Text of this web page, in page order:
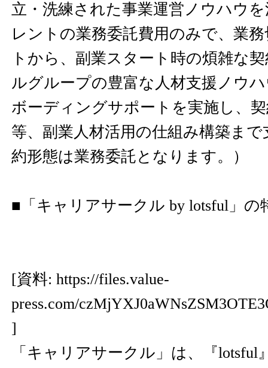
立・洗練された事業運営ノウハウ
レントの業務委託費用のみで、業
トから、副業スタート時の煩雑な
ルグループの豊富な人材支援ノウ
ボーディングサポートを実施し、
等、副業人材活用の仕組み構築ま
約形態は業務委託となります。）
■「キャリアサークル by lotsful」の
[資料: https://files.value-
press.com/
]
「キャリアサークル」は、『lotsful